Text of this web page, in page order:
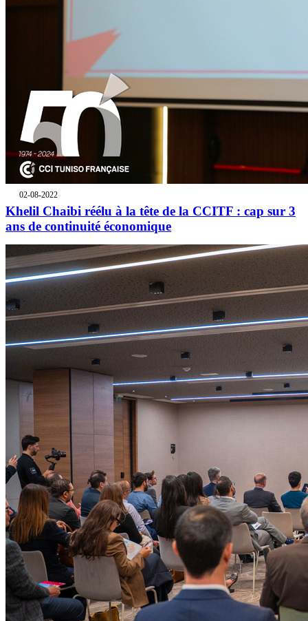
02-08-2022
Khelil Chaibi réélu à la tête de la CCITF : cap sur 3
ans de continuité économique